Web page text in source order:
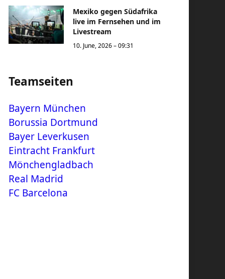
Mexiko gegen Südafrika
live im Fernsehen und im
Livestream
10. June, 2026 – 09:31
Teamseiten
Bayern München
Borussia Dortmund
Bayer Leverkusen
Eintracht Frankfurt
Mönchengladbach
Real Madrid
FC Barcelona